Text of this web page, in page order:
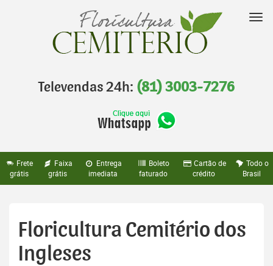
Televendas 24h: (81) 3003-7276
Frete
grátis
Faixa
grátis
Entrega
imediata
Boleto
faturado
Cartão de
crédito
Todo o
Brasil
Floricultura Cemitério dos
Ingleses